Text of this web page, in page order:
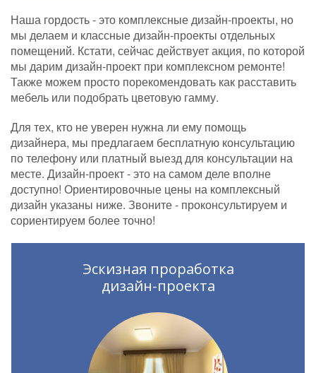
Наша гордость - это комплексные дизайн-проекты, но
мы делаем и классные дизайн-проекты отдельных
помещений. Кстати, сейчас действует акция, по которой
мы дарим дизайн-проект при комплексном ремонте!
Также можем просто порекомендовать как расставить
мебель или подобрать цветовую гамму.
Для тех, кто не уверен нужна ли ему помощь
дизайнера, мы предлагаем бесплатную консультацию
по телефону или платный выезд для консультации на
месте. Дизайн-проект - это на самом деле вполне
доступно! Ориентировочные цены на комплексный
дизайн указаны ниже. Звоните - проконсультируем и
сориентируем более точно!
Эскизная проработка
дизайн-проекта